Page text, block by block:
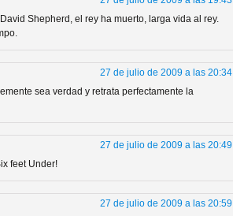
Shepherd, el rey ha muerto, larga vida al rey.
27 de julio de 2009 a las 20:34
sea verdad y retrata perfectamente la
27 de julio de 2009 a las 20:49
feet Under!
27 de julio de 2009 a las 20:59